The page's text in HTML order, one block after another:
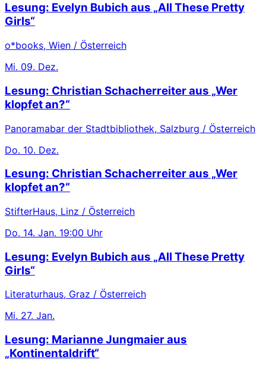
Lesung: Evelyn Bubich aus „All These Pretty
Girls“
o*books, Wien / Österreich
Mi. 09. Dez.
Lesung: Christian Schacherreiter aus „Wer
klopfet an?“
Panoramabar der Stadtbibliothek, Salzburg / Österreich
Do. 10. Dez.
Lesung: Christian Schacherreiter aus „Wer
klopfet an?“
StifterHaus, Linz / Österreich
Do. 14. Jan. 19:00 Uhr
Lesung: Evelyn Bubich aus „All These Pretty
Girls“
Literaturhaus, Graz / Österreich
Mi. 27. Jan.
Lesung: Marianne Jungmaier aus
„Kontinentaldrift“